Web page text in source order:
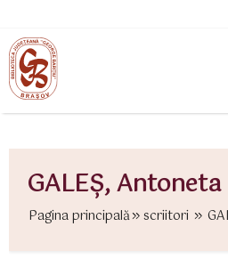
GALEȘ, Antoneta
Pagina principală scriitori